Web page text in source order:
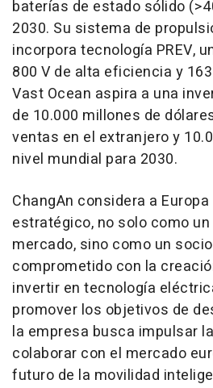
baterías de estado sólido
2030. Su sistema de
incorpora tecnología PREV,
800 V de alta eficiencia y
Vast Ocean aspira a una
de 10.000 millones de
ventas en el extranjero y
nivel mundial para 2030.
ChangAn considera a
estratégico, no solo como
mercado, sino como un
comprometido con la
invertir en tecnología
promover los objetivos de
la empresa busca impulsar
colaborar con el mercado
futuro de la movilidad